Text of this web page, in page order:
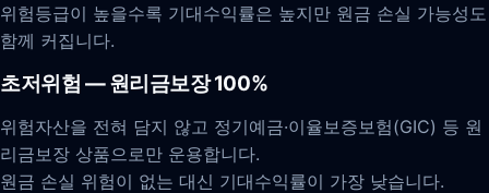
위험등급이 높을수록 기대수익률은 높지만 원금 손실 가능성도
함께 커집니다.
초저위험 — 원리금보장 100%
위험자산을 전혀 담지 않고 정기예금·이율보증보험(GIC) 등 원
리금보장 상품으로만 운용합니다.
원금 손실 위험이 없는 대신 기대수익률이 가장 낮습니다.